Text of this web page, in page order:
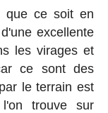
que ce soit en
excellente
les virages et
ce sont des
le terrain est
trouve sur